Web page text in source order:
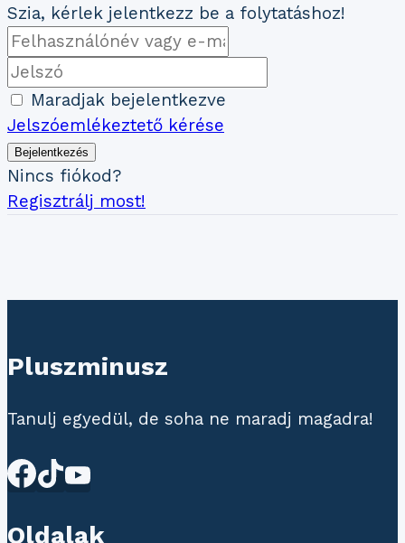
Szia, kérlek jelentkezz be a folytatáshoz!
Maradjak bejelentkezve
Jelszóemlékeztető kérése
Bejelentkezés
Nincs fiókod?
Regisztrálj most!
Pluszminusz
Tanulj egyedül, de soha ne maradj magadra!
Oldalak